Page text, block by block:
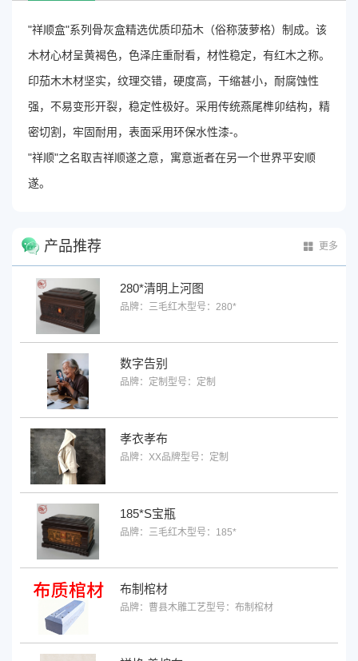
"祥顺盒"系列骨灰盒精选优质印茄木（俗称菠萝格）制成。该
木材心材呈黄褐色，色泽庄重耐看，材性稳定，有红木之称。
印茄木木材坚实，纹理交错，硬度高，干缩甚小，耐腐蚀性
强，不易变形开裂，稳定性极好。采用传统燕尾榫卯结构，精
密切割，牢固耐用，表面采用环保水性漆-。
"祥顺"之名取吉祥顺遂之意，寓意逝者在另一个世界平安顺
遂。
产品推荐 更多
280*清明上河图
品牌：三毛红木型号：280*
数字告别
品牌：定制 型号：定制
孝衣孝布
品牌：XX品牌型号：定制
185*S宝瓶
品牌：三毛红木型号：185*
布制棺材
品牌：曹县木雕工艺型号：布制棺材